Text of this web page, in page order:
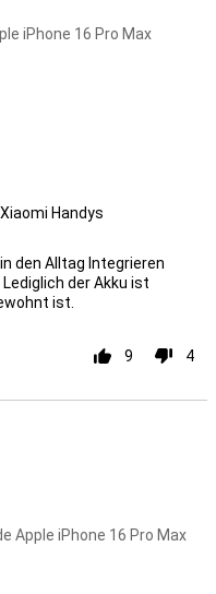
iPhone 16 Pro Max
Handys
den Alltag lntegrieren
der Akku ist
ist.
9 4
Apple iPhone 16 Pro Max